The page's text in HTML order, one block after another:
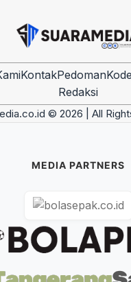
KontakPedoman
Redaksi
© 2026 | All
MEDIA PARTNERS